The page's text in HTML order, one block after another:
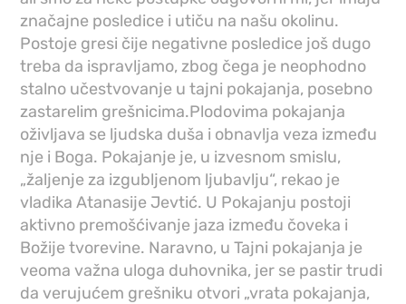
značajne posledice i utiču na našu okolinu.
Postoje gresi čije negativne posledice još dugo
treba da ispravljamo, zbog čega je neophodno
stalno učestvovanje u tajni pokajanja, posebno
zastarelim grešnicima.Plodovima pokajanja
oživljava se ljudska duša i obnavlja veza između
nje i Boga. Pokajanje je, u izvesnom smislu,
„žaljenje za izgubljenom ljubavlju“, rekao je
vladika Atanasije Jevtić. U Pokajanju postoji
aktivno premošćivanje jaza između čoveka i
Božije tvorevine. Naravno, u Tajni pokajanja je
veoma važna uloga duhovnika, jer se pastir trudi
da verujućem grešniku otvori „vrata pokajanja,